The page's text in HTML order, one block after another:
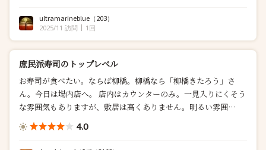
ultramarineblue （203）
2025/11 訪問
1回
庶民派寿司のトップレベル
お寿司が食べたい。ならば柳橋。柳橋なら「柳橋きたろう」さ
ん。今日は場内店へ。 店内はカウンターのみ。一見入りにくそう
な雰囲気もありますが、敷居は高くありません。明るい雰囲
気、...
4.0